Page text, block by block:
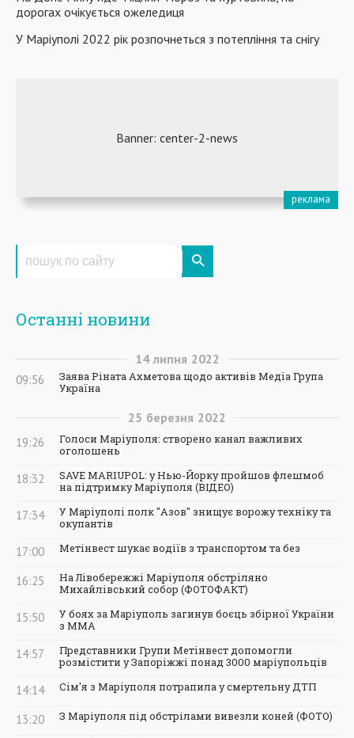
дорогах очікується ожеледиця
У Маріуполі 2022 рік розпочнеться з потепління та снігу
Останні новини
14 липня 2022
09:56
Заява Ріната Ахметова щодо активів Медіа Група
Україна
25 березня 2022
19:26
Голоси Маріуполя: створено канал важливих
оголошень
18:32
SAVE MARIUPOL: у Нью-Йорку пройшов флешмоб
на підтримку Маріуполя (ВІДЕО)
17:34
У Маріуполі полк "Азов" знищує ворожу техніку та
окупантів
17:00 Метінвест шукає водіїв з транспортом та без
16:25
На Лівобережжі Маріуполя обстріляно
Михайлівський собор (ФОТОФАКТ)
15:50
У боях за Маріуполь загинув боєць збірної України
з ММА
14:57
Представники Групи Метінвест допомогли
розмістити у Запоріжжі понад 3000 маріупольців
14:14 Сім'я з Маріуполя потрапила у смертельну ДТП
13:20 З Маріуполя під обстрілами вивезли коней (ФОТО)